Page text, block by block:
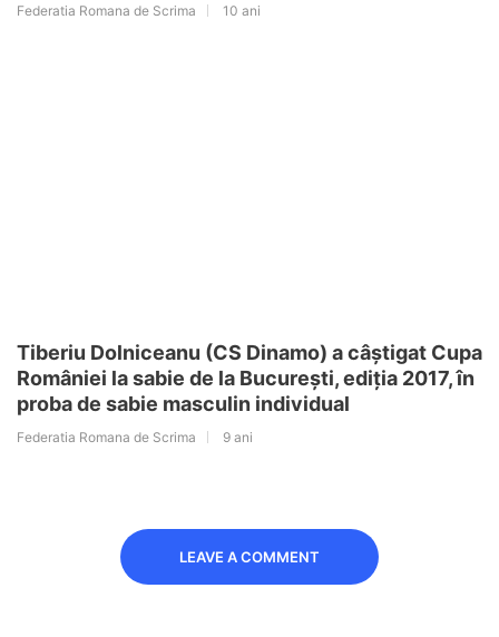
Federatia Romana de Scrima 10 ani
Tiberiu Dolniceanu (CS Dinamo) a câștigat Cupa
României la sabie de la București, ediția 2017, în
proba de sabie masculin individual
Federatia Romana de Scrima 9 ani
LEAVE A COMMENT